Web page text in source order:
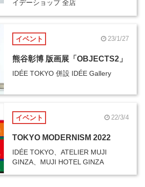
イデーショップ 全店
イベント 23/1/27
熊谷彰博 版画展「OBJECTS2」
IDÉE TOKYO 併設 IDÉE Gallery
イベント 22/3/4
TOKYO MODERNISM 2022
IDÉE TOKYO、ATELIER MUJI
GINZA、MUJI HOTEL GINZA